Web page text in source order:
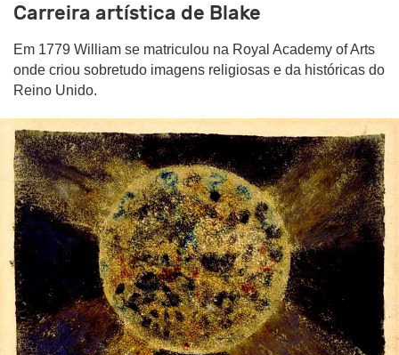
Carreira artística de Blake
Em 1779 William se matriculou na Royal Academy of Arts
onde criou sobretudo imagens religiosas e da históricas do
Reino Unido.